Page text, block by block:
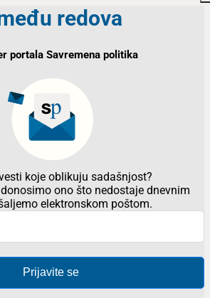
redova
portala Savremena politika
koje oblikuju sadašnjost?
ono što nedostaje dnevnim
elektronskom poštom.
Prijavite se